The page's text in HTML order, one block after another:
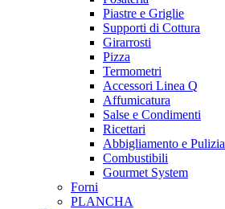
Piastre e Griglie
Supporti di Cottura
Girarrosti
Pizza
Termometri
Accessori Linea Q
Affumicatura
Salse e Condimenti
Ricettari
Abbigliamento e Pulizia
Combustibili
Gourmet System
Forni
PLANCHA